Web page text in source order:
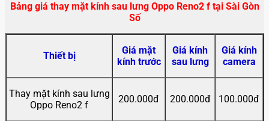
Bảng giá thay mặt kính sau lưng Oppo Reno2 f tại Sài Gòn
Số
Thiết bị
Giá mặt
kính trước
Giá kính
sau lưng
Giá kính
camera
Thay mặt kính sau lưng
Oppo Reno2 f
200.000đ 200.000đ 100.000đ